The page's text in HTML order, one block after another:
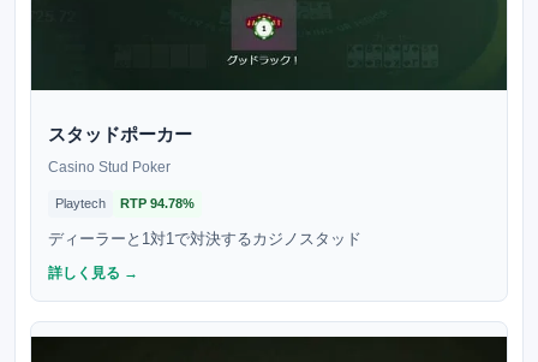
スタッドポーカー
Casino Stud Poker
Playtech RTP 94.78%
ディーラーと1対1で対決するカジノスタッド
詳しく見る →